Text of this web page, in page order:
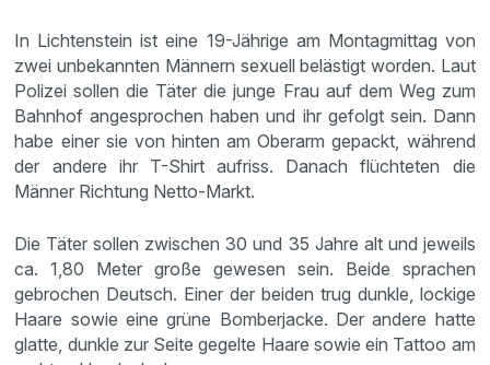
In Lichtenstein ist eine 19-Jährige am Montagmittag von
zwei unbekannten Männern sexuell belästigt worden. Laut
Polizei sollen die Täter die junge Frau auf dem Weg zum
Bahnhof angesprochen haben und ihr gefolgt sein. Dann
habe einer sie von hinten am Oberarm gepackt, während
der andere ihr T-Shirt aufriss. Danach flüchteten die
Männer Richtung Netto-Markt.
Die Täter sollen zwischen 30 und 35 Jahre alt und jeweils
ca. 1,80 Meter große gewesen sein. Beide sprachen
gebrochen Deutsch. Einer der beiden trug dunkle, lockige
Haare sowie eine grüne Bomberjacke. Der andere hatte
glatte, dunkle zur Seite gegelte Haare sowie ein Tattoo am